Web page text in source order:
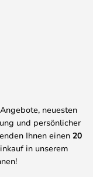
neuesten
und persönlicher
Ihnen einen 20
in unserem